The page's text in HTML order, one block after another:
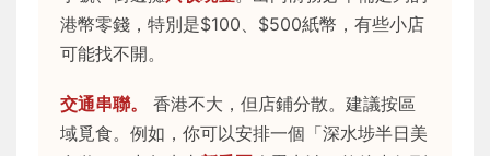
港幣零錢，特別是$100、$500紙幣，有些小店
可能找不開。
交通串聯。
香港不大，但店鋪分散。建議按區
域覓食。例如，你可以安排一個「深水埗半日美